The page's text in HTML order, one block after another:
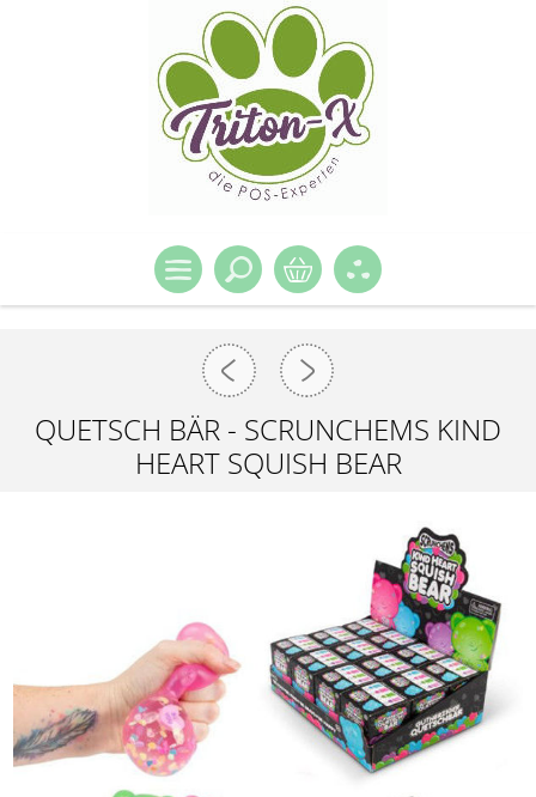
QUETSCH BÄR - SCRUNCHEMS KIND
HEART SQUISH BEAR